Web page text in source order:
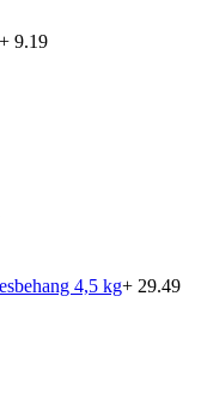
+ 9.19
4,5 kg+ 29.49